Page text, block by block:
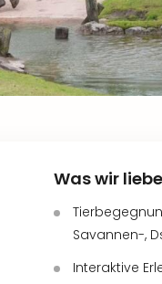
Was wir
Savannen-,
Interaktive